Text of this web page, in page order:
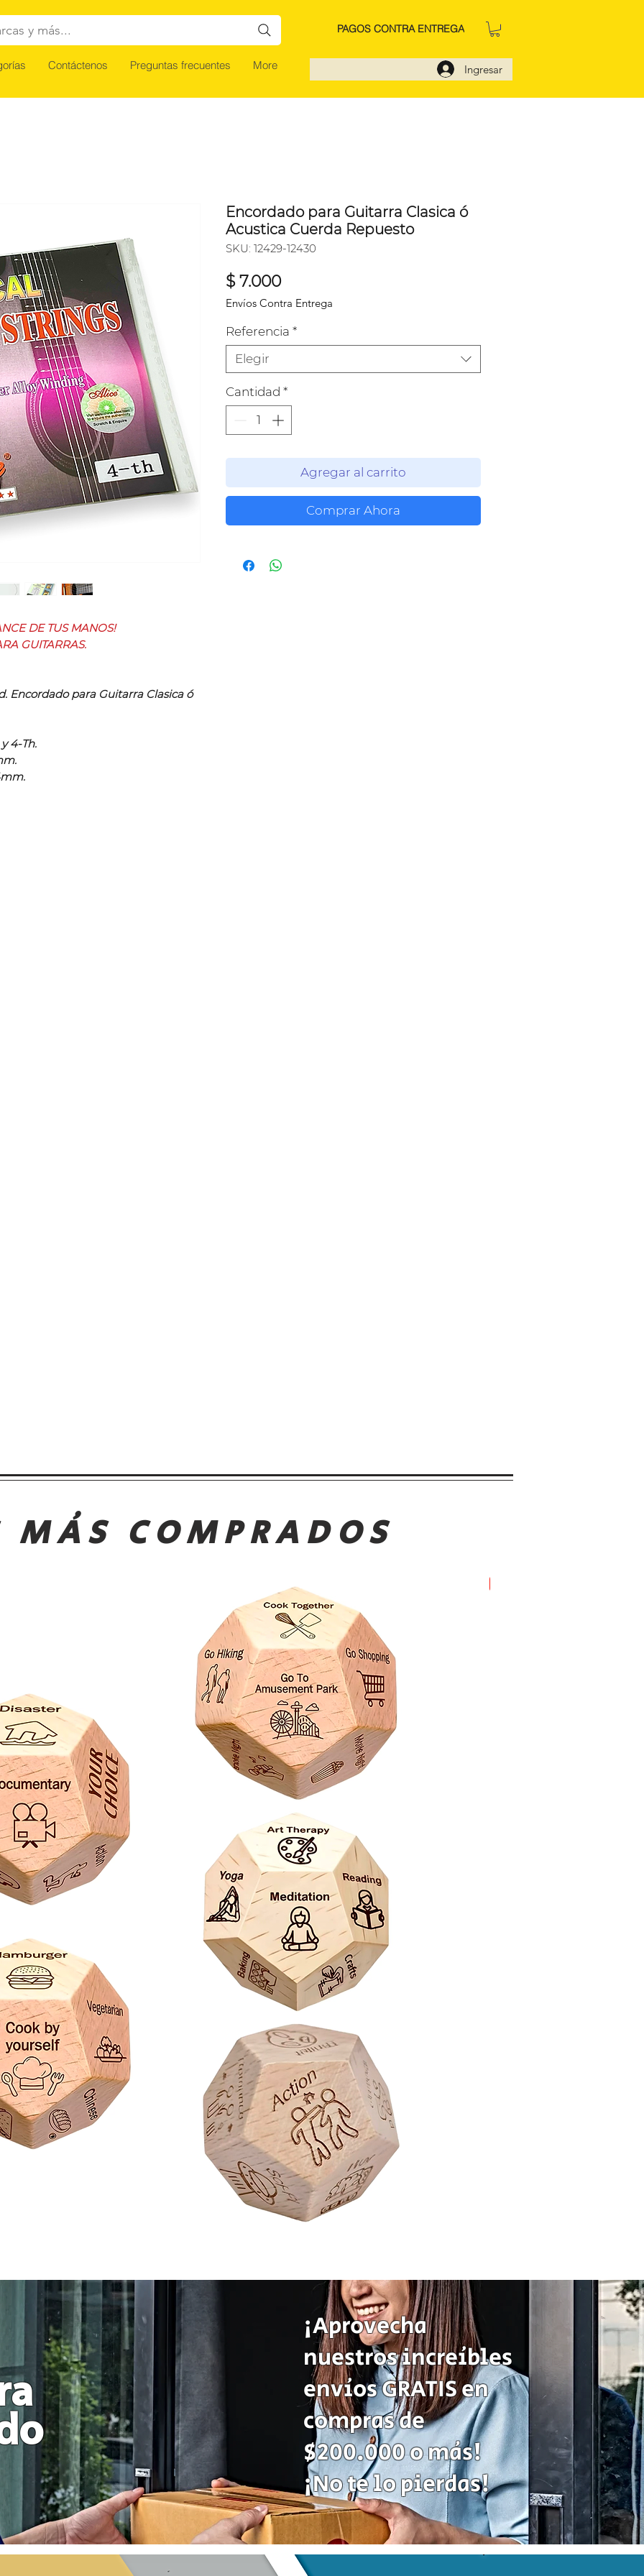
Contáctenos Preguntas frecuentes More
y más... PAGOS CONTRA ENTREGA
Ingresar
DE TUS MANOS!
GUITARRAS.
Encordado para Guitarra Clasica ó
4-Th.
Encordado para Guitarra Clasica ó
Acustica Cuerda Repuesto
SKU: 12429-12430
$ 7.000Precio
Envíos Contra Entrega
Referencia *
Elegir
Cantidad *
Agregar al carrito
Comprar Ahora
MÁS COMPRADOS
¡Aprovecha
nuestros increíbles
envíos GRATIS en
compras de
$200.000 o más!
¡No te lo pierdas!